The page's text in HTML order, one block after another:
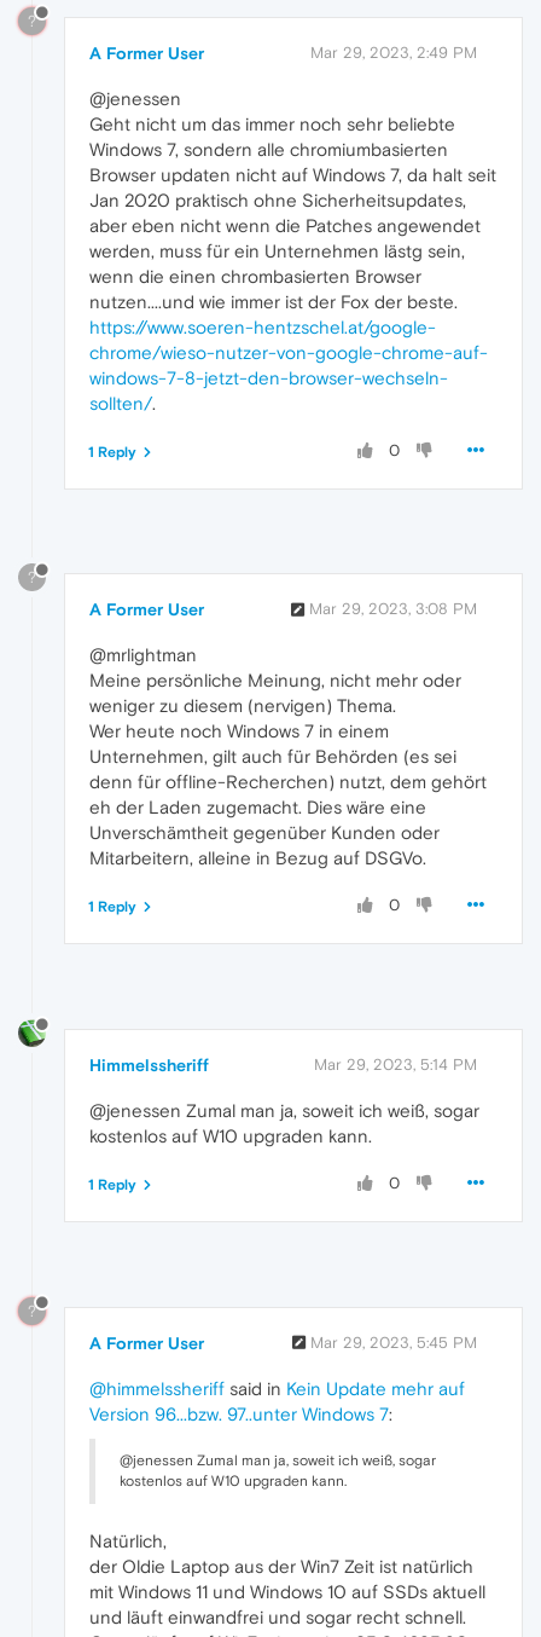
?
A Former User Mar 29, 2023, 2:49 PM
@jenessen
Geht nicht um das immer noch sehr beliebte
Windows 7, sondern alle chromiumbasierten
Browser updaten nicht auf Windows 7, da halt seit
Jan 2020 praktisch ohne Sicherheitsupdates,
aber eben nicht wenn die Patches angewendet
werden, muss für ein Unternehmen lästg sein,
wenn die einen chrombasierten Browser
nutzen....und wie immer ist der Fox der beste.
https://www.soeren-hentzschel.at/google-
chrome/wieso-nutzer-von-google-chrome-auf-
windows-7-8-jetzt-den-browser-wechseln-
sollten/.
0
1 Reply
?
A Former User Mar 29, 2023, 3:08 PM
@mrlightman
Meine persönliche Meinung, nicht mehr oder
weniger zu diesem (nervigen) Thema.
Wer heute noch Windows 7 in einem
Unternehmen, gilt auch für Behörden (es sei
denn für offline-Recherchen) nutzt, dem gehört
eh der Laden zugemacht. Dies wäre eine
Unverschämtheit gegenüber Kunden oder
Mitarbeitern, alleine in Bezug auf DSGVo.
0
1 Reply
Himmelssheriff Mar 29, 2023, 5:14 PM
@jenessen Zumal man ja, soweit ich weiß, sogar
kostenlos auf W10 upgraden kann.
0
1 Reply
?
A Former User Mar 29, 2023, 5:45 PM
@himmelssheriff said in Kein Update mehr auf
Version 96...bzw. 97..unter Windows 7:
@jenessen Zumal man ja, soweit ich weiß, sogar
kostenlos auf W10 upgraden kann.
Natürlich,
der Oldie Laptop aus der Win7 Zeit ist natürlich
mit Windows 11 und Windows 10 auf SSDs aktuell
und läuft einwandfrei und sogar recht schnell.